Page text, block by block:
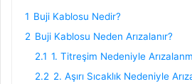
1 Buji Kablosu Nedir?
2 Buji Kablosu Neden Arızalanır?
2.1 1. Titreşim Nedeniyle
2.2 2. Aşırı Sıcaklık Nedeniyle